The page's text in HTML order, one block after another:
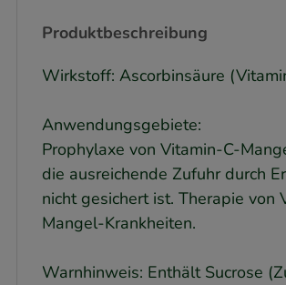
Produktbeschreibung
Wirkstoff: Ascorbinsäure
Anwendungsgebiete:
Prophylaxe von Vitamin-C-
die ausreichende Zufuhr durch
nicht gesichert ist. Therapie von
Mangel-Krankheiten.
Warnhinweis: Enthält Sucrose